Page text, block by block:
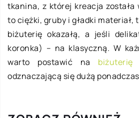
tkanina, z której kreacja została
to ciężki, gruby i gładki materiał,
biżuterię okazałą, a jeśli
koronka) – na klasyczną. W
warto postawić na biżuterię
odznaczającą się dużą